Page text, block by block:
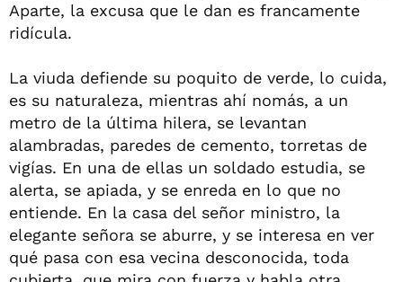
Aparte, la excusa que le dan es francamente
ridícula.
La viuda defiende su poquito de verde, lo cuida,
es su naturaleza, mientras ahí nomás, a un
metro de la última hilera, se levantan
alambradas, paredes de cemento, torretas de
vigías. En una de ellas un soldado estudia, se
alerta, se apiada, y se enreda en lo que no
entiende. En la casa del señor ministro, la
elegante señora se aburre, y se interesa en ver
qué pasa con esa vecina desconocida, toda